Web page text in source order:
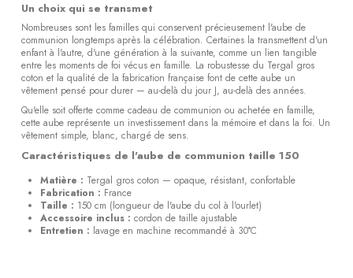
Un choix qui se transmet
Nombreuses sont les familles qui conservent précieusement l'aube de
communion longtemps après la célébration. Certaines la transmettent d'un
enfant à l'autre, d'une génération à la suivante, comme un lien tangible
entre les moments de foi vécus en famille. La robustesse du Tergal gros
coton et la qualité de la fabrication française font de cette aube un
vêtement pensé pour durer — au-delà du jour J, au-delà des années.
Qu'elle soit offerte comme cadeau de communion ou achetée en famille,
cette aube représente un investissement dans la mémoire et dans la foi. Un
vêtement simple, blanc, chargé de sens.
Caractéristiques de l'aube de communion taille 150
Matière : Tergal gros coton — opaque, résistant, confortable
Fabrication : France
Taille : 150 cm (longueur de l'aube du col à l'ourlet)
Accessoire inclus : cordon de taille ajustable
Entretien : lavage en machine recommandé à 30°C